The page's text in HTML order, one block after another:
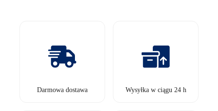
Darmowa dostawa Wysyłka w ciągu 24 h